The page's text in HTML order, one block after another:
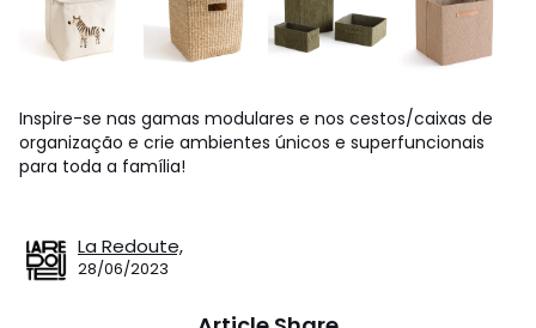
Inspire-se nas gamas modulares e nos cestos/caixas de
organização e crie ambientes únicos e superfuncionais
para toda a família!
La Redoute,
28/06/2023